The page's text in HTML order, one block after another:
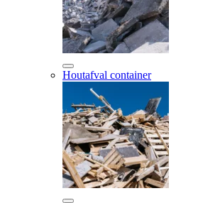
Houtafval container